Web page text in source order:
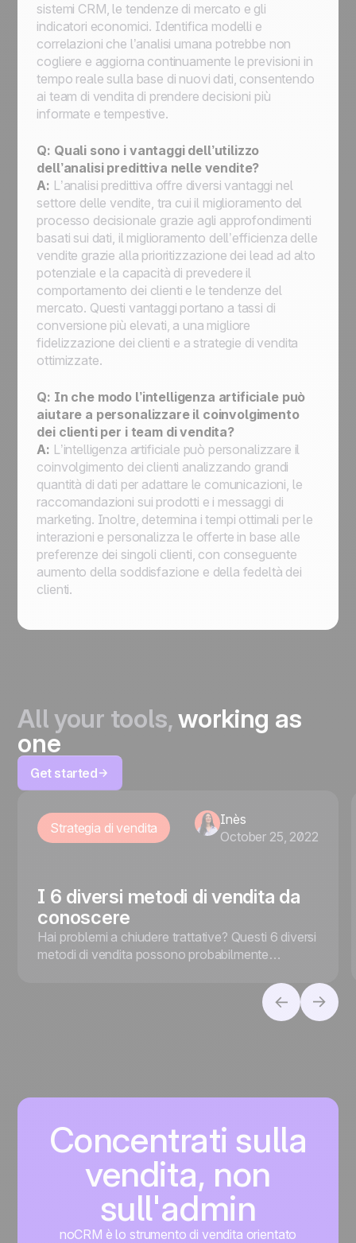
sistemi CRM, le tendenze di mercato e gli
indicatori economici. Identifica modelli e
correlazioni che l’analisi umana potrebbe non
cogliere e aggiorna continuamente le previsioni in
tempo reale sulla base di nuovi dati, consentendo
ai team di vendita di prendere decisioni più
informate e tempestive.
Q: Quali sono i vantaggi dell’utilizzo
dell’analisi predittiva nelle vendite?
A: L’analisi predittiva offre diversi vantaggi nel
settore delle vendite, tra cui il miglioramento del
processo decisionale grazie agli approfondimenti
basati sui dati, il miglioramento dell’efficienza delle
vendite grazie alla prioritizzazione dei lead ad alto
potenziale e la capacità di prevedere il
comportamento dei clienti e le tendenze del
mercato. Questi vantaggi portano a tassi di
conversione più elevati, a una migliore
fidelizzazione dei clienti e a strategie di vendita
ottimizzate.
Q: In che modo l’intelligenza artificiale può
aiutare a personalizzare il coinvolgimento
dei clienti per i team di vendita?
A: L’intelligenza artificiale può personalizzare il
coinvolgimento dei clienti analizzando grandi
quantità di dati per adattare le comunicazioni, le
raccomandazioni sui prodotti e i messaggi di
marketing. Inoltre, determina i tempi ottimali per le
interazioni e personalizza le offerte in base alle
preferenze dei singoli clienti, con conseguente
aumento della soddisfazione e della fedeltà dei
clienti.
All your tools,working as
one
Get started
Strategia di vendita
Inès
October 25, 2022
I 6 diversi metodi di vendita da
conoscere
Hai problemi a chiudere trattative? Questi 6 diversi
metodi di vendita possono probabilmente
Concentrati sulla
vendita, non
sull'admin
noCRM è lo strumento di vendita orientato